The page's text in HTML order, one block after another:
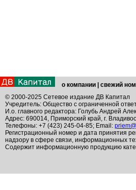
о компании свежий
© 2000-2025 Сетевое издание ДВ Капитал
Учредитель: Общество с ограниченной
И.о. главного редактора: Голубь Андрей
Адрес: 690014, Приморский край, г.
Телефоны: +7 (423) 245-04-85; Email:
Регистрационный номер и дата принятия
надзору в сфере связи, информационных
Содержит информационную продукцию